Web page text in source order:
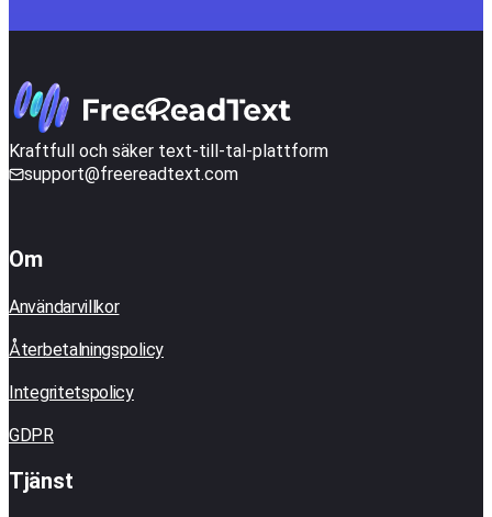
Kraftfull och säker text-till-tal-plattform
support@freereadtext.com
Om
Användarvillkor
Återbetalningspolicy
Integritetspolicy
GDPR
Tjänst